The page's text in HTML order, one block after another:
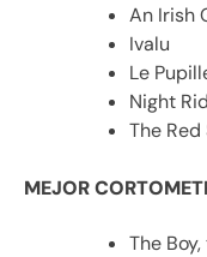
An Irish
Ivalu
Le
Night
The
MEJOR
The